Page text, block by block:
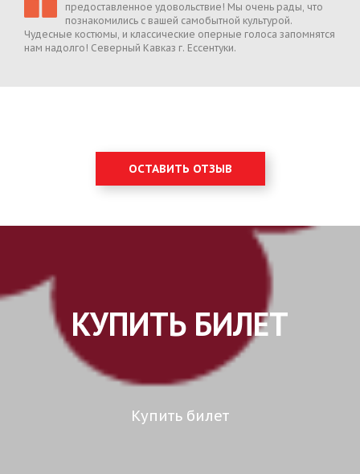
предоставленное удовольствие! Мы очень рады, что
познакомились с вашей самобытной культурой.
Чудесные костюмы, и классические оперные голоса запомнятся
нам надолго! Северный Кавказ г. Ессентуки.
ОСТАВИТЬ ОТЗЫВ
КУПИТЬ БИЛЕТ
Купить билет